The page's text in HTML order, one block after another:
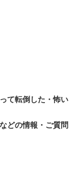
て転倒した・怖い
どの情報・ご質問